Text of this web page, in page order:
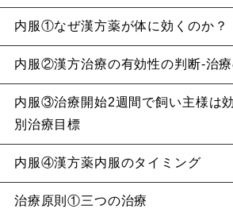
内服①なぜ漢方薬が体に効くのか？
内服②漢方治療の有効性の判断-治療
内服③治療開始2週間で飼い主様は
別治療目標
内服④漢方薬内服のタイミング
治療原則①三つの治療